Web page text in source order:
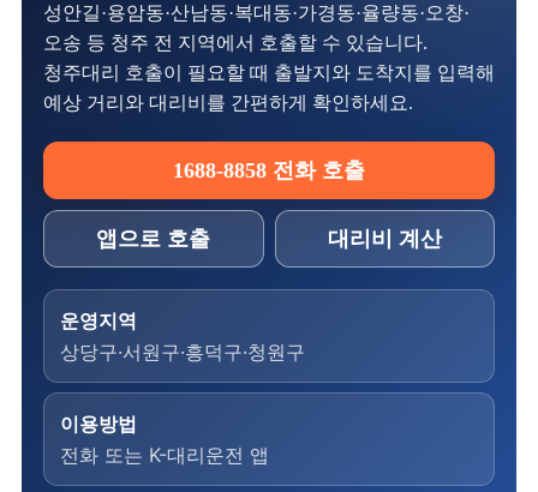
성안길·용암동·산남동·복대동·가경동·율량동·오창·
오송 등 청주 전 지역에서 호출할 수 있습니다.
청주대리 호출이 필요할 때 출발지와 도착지를 입력해
예상 거리와 대리비를 간편하게 확인하세요.
1688-8858 전화 호출
앱으로 호출 대리비 계산
운영지역
상당구·서원구·흥덕구·청원구
이용방법
전화 또는 K-대리운전 앱